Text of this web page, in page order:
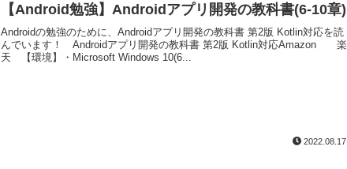
【Android勉強】Androidアプリ開発の教科書(6-10章)
Androidの勉強のために、Androidアプリ開発の教科書 第2版 Kotlin対応を読
んでいます！ Androidアプリ開発の教科書 第2版 Kotlin対応Amazon 楽
天 【環境】・Microsoft Windows 10(6...
2022.08.17